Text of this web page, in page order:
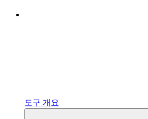
도구 개요